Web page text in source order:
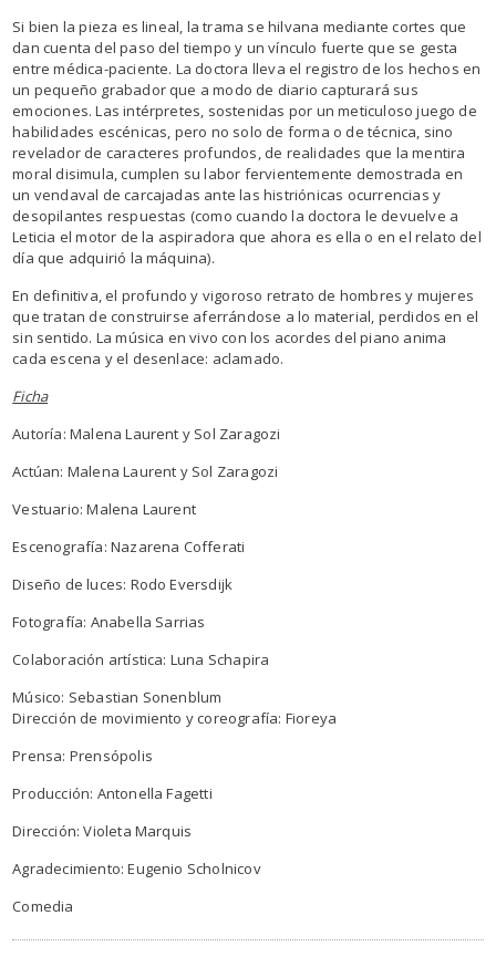
Si bien la pieza es lineal, la trama se hilvana mediante cortes que
dan cuenta del paso del tiempo y un vínculo fuerte que se gesta
entre médica-paciente. La doctora lleva el registro de los hechos en
un pequeño grabador que a modo de diario capturará sus
emociones. Las intérpretes, sostenidas por un meticuloso juego de
habilidades escénicas, pero no solo de forma o de técnica, sino
revelador de caracteres profundos, de realidades que la mentira
moral disimula, cumplen su labor fervientemente demostrada en
un vendaval de carcajadas ante las histriónicas ocurrencias y
desopilantes respuestas (como cuando la doctora le devuelve a
Leticia el motor de la aspiradora que ahora es ella o en el relato del
día que adquirió la máquina).
En definitiva, el profundo y vigoroso retrato de hombres y mujeres
que tratan de construirse aferrándose a lo material, perdidos en el
sin sentido. La música en vivo con los acordes del piano anima
cada escena y el desenlace: aclamado.
Ficha
Autoría: Malena Laurent y Sol Zaragozi
Actúan: Malena Laurent y Sol Zaragozi
Vestuario: Malena Laurent
Escenografía: Nazarena Cofferati
Diseño de luces: Rodo Eversdijk
Fotografía: Anabella Sarrias
Colaboración artística: Luna Schapira
Músico: Sebastian Sonenblum
Dirección de movimiento y coreografía: Fioreya
Prensa: Prensópolis
Producción: Antonella Fagetti
Dirección: Violeta Marquis
Agradecimiento: Eugenio Scholnicov
Comedia